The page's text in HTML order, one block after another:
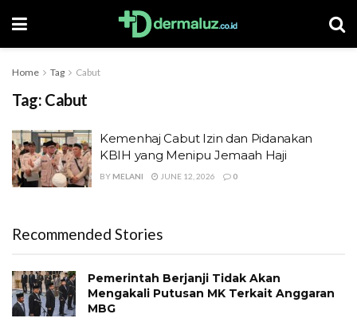
Home Tag Cabut
Tag: Cabut
Kemenhaj Cabut Izin dan Pidanakan
KBIH yang Menipu Jemaah Haji
BY MELANI JUNE 12, 2026 0
Recommended Stories
Pemerintah Berjanji Tidak Akan
Mengakali Putusan MK Terkait Anggaran
MBG